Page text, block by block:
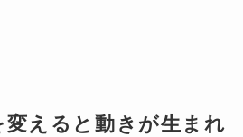
変えると動きが生まれ